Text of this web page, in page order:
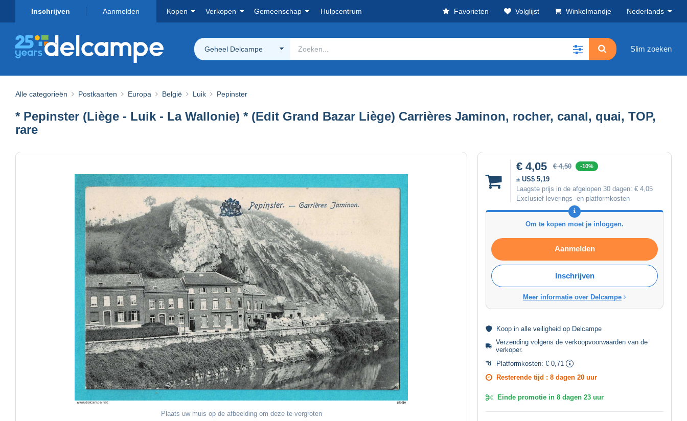
Inschrijven Aanmelden Kopen Verkopen Gemeenschap Hulpcentrum Favorieten Volglijst Winkelmandje Nederlands
Geheel Delcampe Slim zoeken
Alle categorieën Postkaarten Europa België Luik Pepinster
* Pepinster (Liège - Luik - La Wallonie) * (Edit Grand Bazar Liège) Carrières Jaminon, rocher, canal, quai, TOP,
rare
Plaats uw muis op de afbeelding om deze te vergroten
€ 4,05 € 4,50 -10%
± US$ 5,19
Laagste prijs in de afgelopen 30 dagen: € 4,05
Exclusief leverings- en platformkosten
Om te kopen moet je inloggen.
Aanmelden
Inschrijven
Meer informatie over Delcampe
Koop in alle veiligheid op Delcampe
Verzending volgens deverkoopvoorwaarden van de
verkoper.
Platformkosten: € 0,71
Resterende tijd : 8 dagen 20 uur
Einde promotie in 8 dagen 23 uur